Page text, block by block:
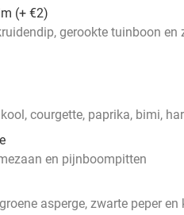
(+ €2)
gerookte tuinboon en
courgette, paprika, bimi,
en pijnboompitten
asperge, zwarte peper en